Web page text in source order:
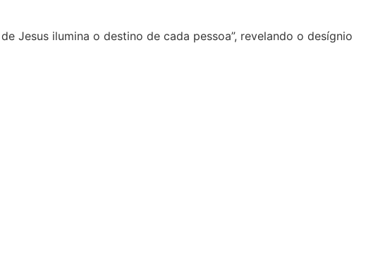
Jesus ilumina o destino de cada pessoa”, revelando o desígnio